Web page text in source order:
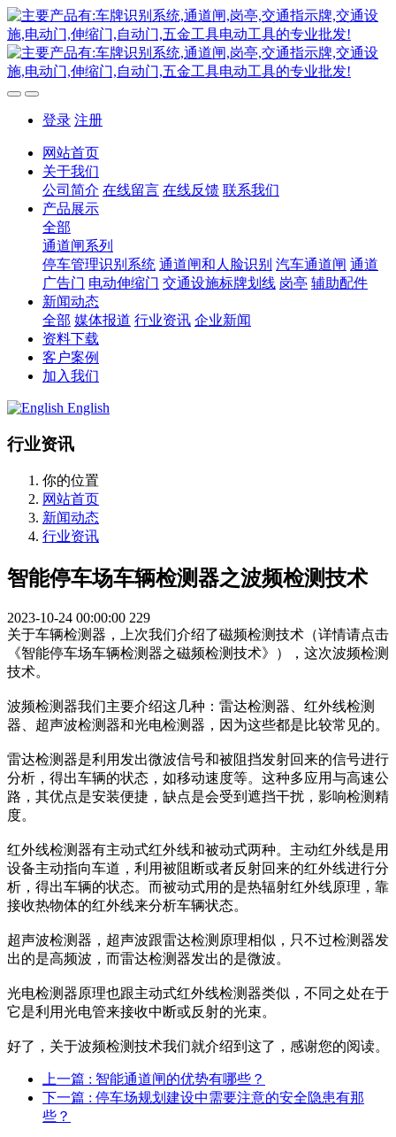
登录 注册
网站首页
关于我们
公司简介 在线留言 在线反馈 联系我们
产品展示
全部
通道闸系列
停车管理识别系统 通道闸和人脸识别 汽车通道闸 通道
广告门 电动伸缩门 交通设施标牌划线 岗亭 辅助配件
新闻动态
全部 媒体报道 行业资讯 企业新闻
资料下载
客户案例
加入我们
English
行业资讯
你的位置
网站首页
新闻动态
行业资讯
智能停车场车辆检测器之波频检测技术
2023-10-24 00:00:00 229
关于车辆检测器，上次我们介绍了磁频检测技术（详情请点击
《智能停车场车辆检测器之磁频检测技术》），这次波频检测
技术。
波频检测器我们主要介绍这几种：雷达检测器、红外线检测
器、超声波检测器和光电检测器，因为这些都是比较常见的。
雷达检测器是利用发出微波信号和被阻挡发射回来的信号进行
分析，得出车辆的状态，如移动速度等。这种多应用与高速公
路，其优点是安装便捷，缺点是会受到遮挡干扰，影响检测精
度。
红外线检测器有主动式红外线和被动式两种。主动红外线是用
设备主动指向车道，利用被阻断或者反射回来的红外线进行分
析，得出车辆的状态。而被动式用的是热辐射红外线原理，靠
接收热物体的红外线来分析车辆状态。
超声波检测器，超声波跟雷达检测原理相似，只不过检测器发
出的是高频波，而雷达检测器发出的是微波。
光电检测器原理也跟主动式红外线检测器类似，不同之处在于
它是利用光电管来接收中断或反射的光束。
好了，关于波频检测技术我们就介绍到这了，感谢您的阅读。
上一篇 : 智能通道闸的优势有哪些？
下一篇 : 停车场规划建设中需要注意的安全隐患有那
些？